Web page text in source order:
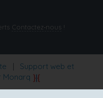
Contactez‑nous !
Support web et
Monarq